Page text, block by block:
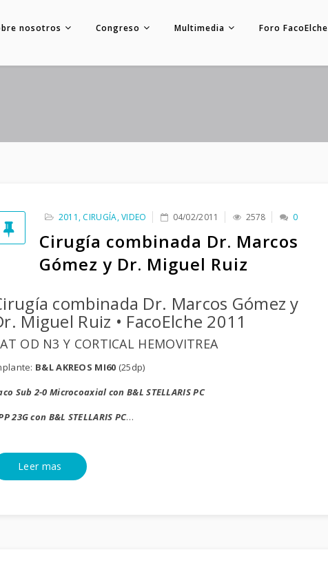
nosotros Congreso Multimedia Foro FacoElche
2011 , CIRUGÍA,VIDEO 04/02/2011 2578 0
Cirugía combinada Dr. Marcos
Gómez y Dr. Miguel Ruiz
combinada Dr. Marcos Gómez y
Miguel Ruiz • FacoElche 2011
OD N3 Y CORTICAL HEMOVITREA
B&L AKREOS MI60 (25dp)
Sub 2-0 Microcoaxial con B&L STELLARIS PC
23G con B&L STELLARIS PC…
Leer mas